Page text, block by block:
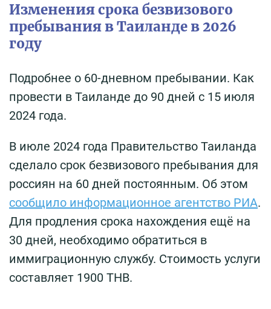
Изменения срока безвизового
пребывания в Таиланде в 2026
году
Подробнее о 60-дневном пребывании. Как
провести в Таиланде до 90 дней с 15 июля
2024 года.
В июле 2024 года Правительство Таиланда
сделало срок безвизового пребывания для
россиян на 60 дней постоянным. Об этом
сообщило информационное агентство РИА.
Для продления срока нахождения ещё на
30 дней, необходимо обратиться в
иммиграционную службу. Стоимость услуги
составляет 1900 THB.